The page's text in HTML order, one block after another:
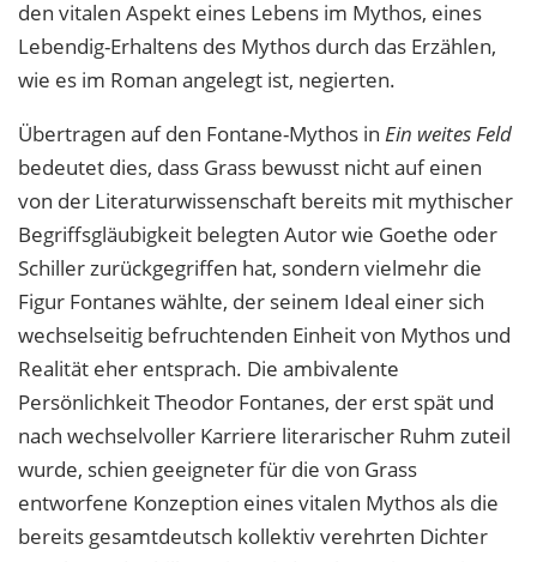
den vitalen Aspekt eines Lebens im Mythos, eines
Lebendig-Erhaltens des Mythos durch das Erzählen,
wie es im Roman angelegt ist, negierten.
Übertragen auf den Fontane-Mythos in Ein weites Feld
bedeutet dies, dass Grass bewusst nicht auf einen
von der Literaturwissenschaft bereits mit mythischer
Begriffsgläubigkeit belegten Autor wie Goethe oder
Schiller zurückgegriffen hat, sondern vielmehr die
Figur Fontanes wählte, der seinem Ideal einer sich
wechselseitig befruchtenden Einheit von Mythos und
Realität eher entsprach. Die ambivalente
Persönlichkeit Theodor Fontanes, der erst spät und
nach wechselvoller Karriere literarischer Ruhm zuteil
wurde, schien geeigneter für die von Grass
entworfene Konzeption eines vitalen Mythos als die
bereits gesamtdeutsch kollektiv verehrten Dichter